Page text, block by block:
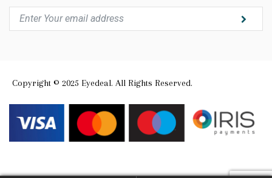
Copyright © 2025 Eyedeal. All Rights Reserved.